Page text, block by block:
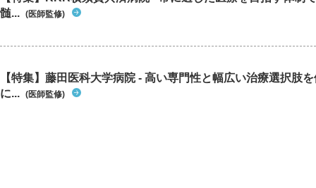
髄... (医師監修)
【特集】藤田医科大学病院 - 高い専門性と幅広い治療選択肢
に... (医師監修)